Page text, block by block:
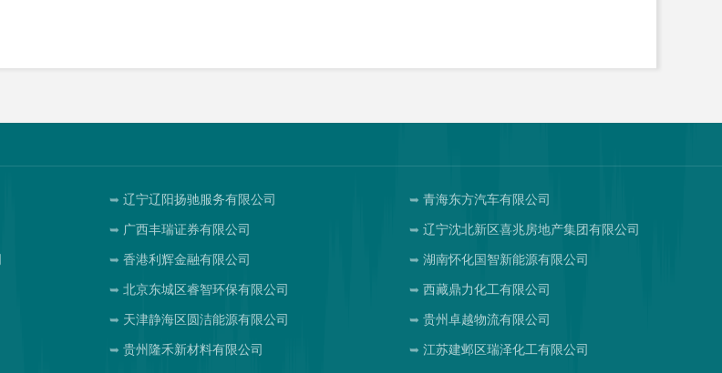
辽宁辽阳扬驰服务有限公司 青海东方汽车有限公司
广西丰瑞证券有限公司 辽宁沈北新区喜兆房地产集团有限公司
香港利辉金融有限公司 湖南怀化国智新能源有限公司
北京东城区睿智环保有限公司 西藏鼎力化工有限公司
天津静海区圆洁能源有限公司 贵州卓越物流有限公司
贵州隆禾新材料有限公司 江苏建邺区瑞泽化工有限公司